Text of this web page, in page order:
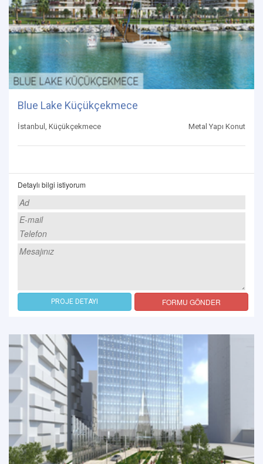
Blue Lake Küçükçekmece
İstanbul, Küçükçekmece Metal Yapı Konut
Detaylı bilgi istiyorum
PROJE DETAYI FORMU GÖNDER